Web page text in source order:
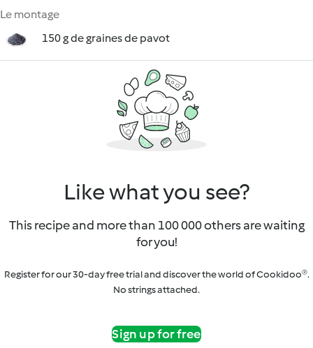
Le montage
150 g de graines de pavot
Like what you see?
This recipe and more than 100 000 others are waiting
for you!
Register for our 30-day free trial and discover the world of Cookidoo®.
No strings attached.
Sign up for free